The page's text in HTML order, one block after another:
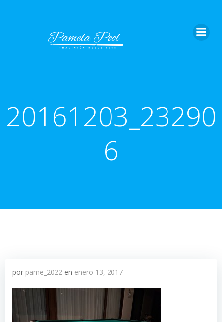
20161203_23290
6
por pame_2022 en enero 13, 2017